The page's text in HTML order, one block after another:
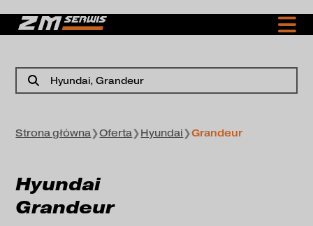
Hyundai, Grandeur
Strona główna❯Oferta❯Hyundai❯Grandeur
Hyundai
Grandeur